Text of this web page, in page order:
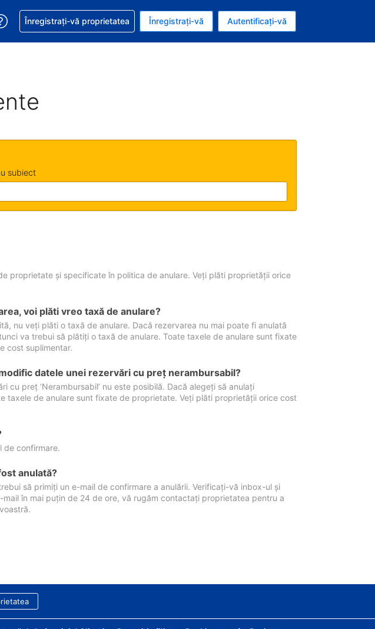
actuală este Dolar american
Limba actuală este Română
Primiți asistență cu privire la rezervarea dvs.
Înregistrați-vă proprietatea Înregistrați-vă Autentificați-vă
subiect
proprietate și specificate în politica de anulare. Veți plăti proprietății orice
voi plăti vreo taxă de anulare?
nu veți plăti o taxă de anulare. Dacă rezervarea nu mai poate fi anulată
va trebui să plătiți o taxă de anulare. Toate taxele de anulare sunt fixate
cost suplimentar.
datele unei rezervări cu preţ nerambursabil?
cu preț ‘Nerambursabil’ nu este posibilă. Dacă alegeți să anulați
taxele de anulare sunt fixate de proprietate. Veți plăti proprietății orice cost
de confirmare.
anulată?
să primiți un e-mail de confirmare a anulării. Verificați-vă inbox-ul și
în mai puțin de 24 de ore, vă rugăm contactați proprietatea pentru a